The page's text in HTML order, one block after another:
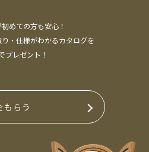
めての方も安心！
・仕様がわかるカタログを
プレゼント！
もらう